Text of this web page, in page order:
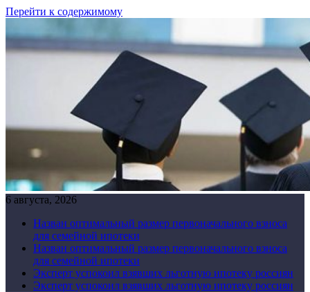
Перейти к содержимому
6 августа, 2026
Назван оптимальный размер первоначального взноса
для семейной ипотеки
Назван оптимальный размер первоначального взноса
для семейной ипотеки
Эксперт успокоил взявших льготную ипотеку россиян
Эксперт успокоил взявших льготную ипотеку россиян